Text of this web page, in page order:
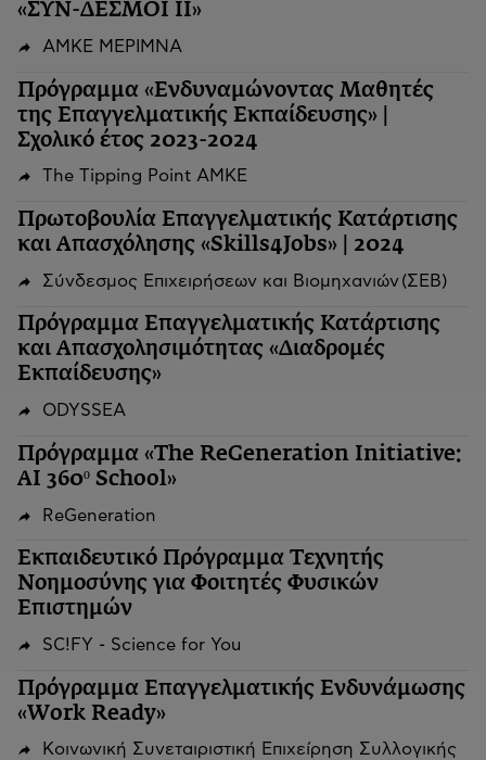
«ΣΥΝ-ΔΕΣΜΟΙ ΙΙ»
ΑΜΚΕ ΜΕΡΙΜΝΑ
Πρόγραμμα «Ενδυναμώνοντας Μαθητές
της Επαγγελματικής Εκπαίδευσης» |
Σχολικό έτος 2023-2024
The Tipping Point ΑΜΚΕ
Πρωτοβουλία Επαγγελματικής Κατάρτισης
και Απασχόλησης «Skills4Jobs» | 2024
Σύνδεσμος Επιχειρήσεων και Βιομηχανιών (ΣΕΒ)
Πρόγραμμα Επαγγελματικής Κατάρτισης
και Απασχολησιμότητας «Διαδρομές
Εκπαίδευσης»
ODYSSEA
Πρόγραμμα «The ReGeneration Initiative:
AI 360º School»
ReGeneration
Εκπαιδευτικό Πρόγραμμα Τεχνητής
Νοημοσύνης για Φοιτητές Φυσικών
Επιστημών
SC!FY - Science for You
Πρόγραμμα Επαγγελματικής Ενδυνάμωσης
«Work Ready»
Κοινωνική Συνεταιριστική Επιχείρηση Συλλογικής